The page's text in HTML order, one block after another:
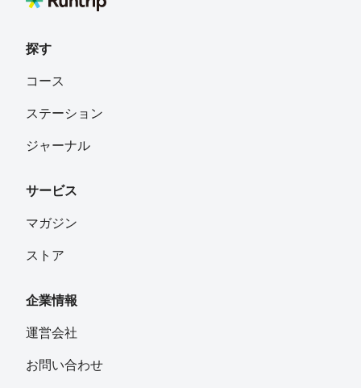
探す
コース
ステーション
ジャーナル
サービス
マガジン
ストア
企業情報
運営会社
お問い合わせ